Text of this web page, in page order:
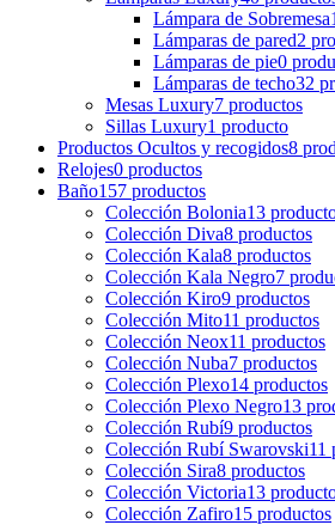
Lámpara de Sobremesa1
Lámparas de pared2
Lámparas de pie0
Lámparas de techo32
Mesas Luxury7 productos
Sillas Luxury1 producto
Productos Ocultos y recogidos8
Relojes0 productos
Baño157 productos
Colección Bolonia13
Colección Diva8 productos
Colección Kala8 productos
Colección Kala Negro7
Colección Kiro9 productos
Colección Mito11 productos
Colección Neox11 productos
Colección Nuba7 productos
Colección Plexo14 productos
Colección Plexo Negro13
Colección Rubí9 productos
Colección Rubí Swarovski11
Colección Sira8 productos
Colección Victoria13
Colección Zafiro15 productos